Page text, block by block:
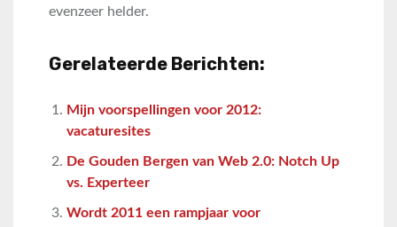
evenzeer helder.
Gerelateerde Berichten:
Mijn voorspellingen voor 2012:
vacaturesites
De Gouden Bergen van Web 2.0: Notch Up
vs. Experteer
Wordt 2011 een rampjaar voor